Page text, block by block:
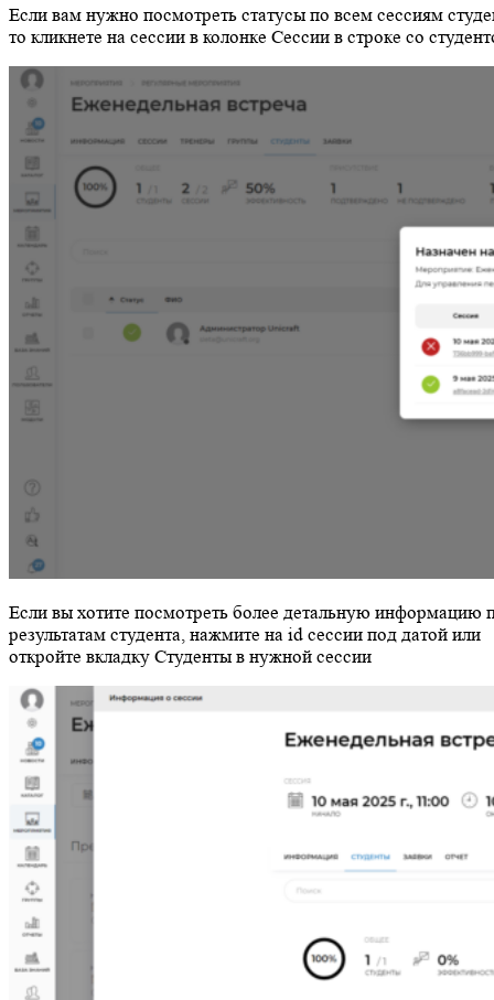
Если вам нужно посмотреть статусы по всем сессиям
то кликнете на сессии в колонке Сессии в строке со
Если вы хотите посмотреть более детальную информацию
результатам студента, нажмите на id сессии под датой или
откройте вкладку Студенты в нужной сессии